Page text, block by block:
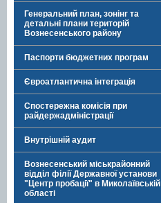
Генеральний план, зонінг та
детальні плани територій
Вознесенського району
Паспорти бюджетних програм
Євроатлантична інтеграція
Спостережна комісія при
райдержадміністрації
Внутрішній аудит
Вознесенський міськрайонний
відділ філії Державної установи
"Центр пробації" в Миколаївській
області